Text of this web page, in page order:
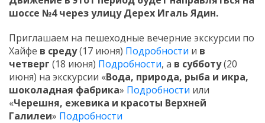
шоссе №4 через улицу Дерех Игаль Ядин.
Приглашаем на пешеходные вечерние экскурсии по
Хайфе в среду(17 июня) Подробности и в
четверг (18 июня) Подробности, а в субботу(20
июня) на экскурсии «Вода, природа, рыба и икра,
шоколадная фабрика» Подробности или
«Черешня, ежевика и красоты Верхней
Галилеи» Подробности